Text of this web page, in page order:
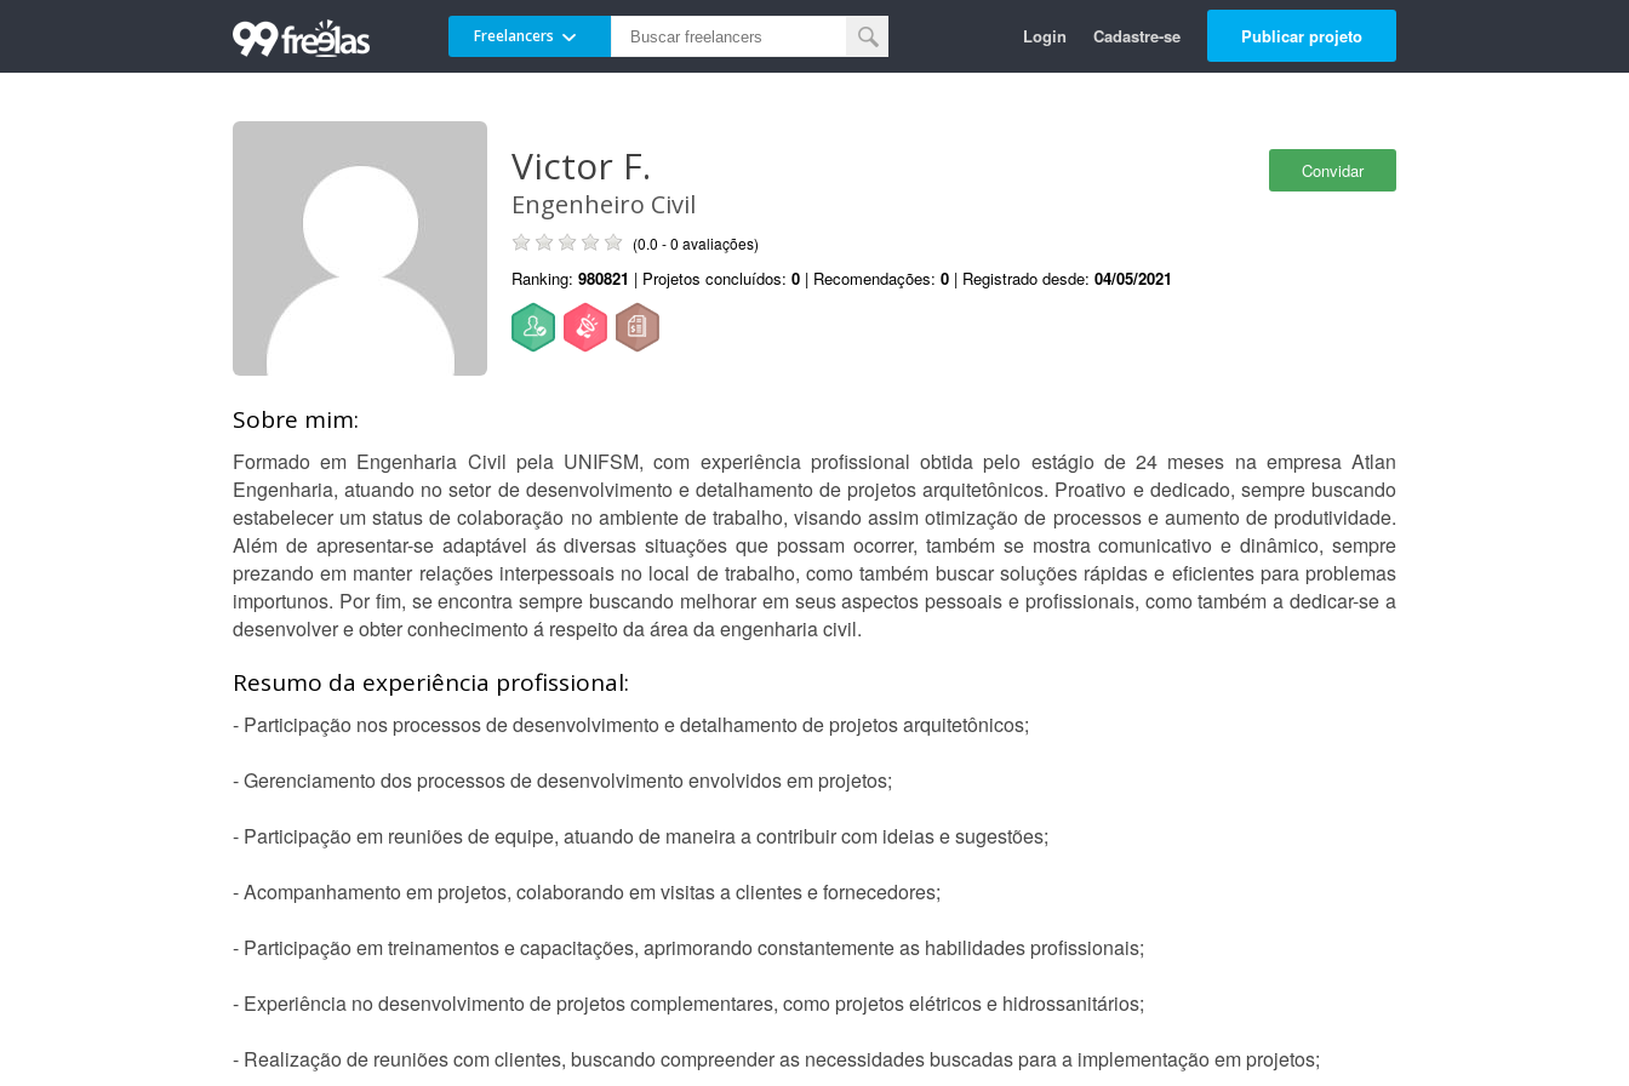
Freelancers Login Cadastre-se Publicar projeto
Convidar
Victor F.
Engenheiro Civil
(0.0 - 0 avaliações)
Ranking: 980821 | Projetos concluídos: 0 | Recomendações: 0 | Registrado desde: 04/05/2021
Sobre mim:
Formado em Engenharia Civil pela UNIFSM, com experiência profissional obtida pelo estágio de 24 meses na empresa Atlan
Engenharia, atuando no setor de desenvolvimento e detalhamento de projetos arquitetônicos. Proativo e dedicado, sempre buscando
estabelecer um status de colaboração no ambiente de trabalho, visando assim otimização de processos e aumento de produtividade.
Além de apresentar-se adaptável ás diversas situações que possam ocorrer, também se mostra comunicativo e dinâmico, sempre
prezando em manter relações interpessoais no local de trabalho, como também buscar soluções rápidas e eficientes para problemas
importunos. Por fim, se encontra sempre buscando melhorar em seus aspectos pessoais e profissionais, como também a dedicar-se a
desenvolver e obter conhecimento á respeito da área da engenharia civil.
Resumo da experiência profissional:
- Participação nos processos de desenvolvimento e detalhamento de projetos arquitetônicos;
- Gerenciamento dos processos de desenvolvimento envolvidos em projetos;
- Participação em reuniões de equipe, atuando de maneira a contribuir com ideias e sugestões;
- Acompanhamento em projetos, colaborando em visitas a clientes e fornecedores;
- Participação em treinamentos e capacitações, aprimorando constantemente as habilidades profissionais;
- Experiência no desenvolvimento de projetos complementares, como projetos elétricos e hidrossanitários;
- Realização de reuniões com clientes, buscando compreender as necessidades buscadas para a implementação em projetos;